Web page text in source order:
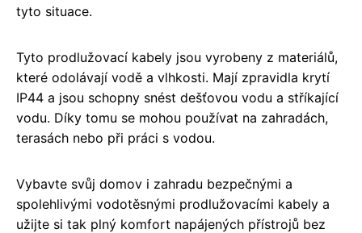
tyto situace.
Tyto prodlužovací kabely jsou vyrobeny z materiálů,
které odolávají vodě a vlhkosti. Mají zpravidla krytí
IP44 a jsou schopny snést dešťovou vodu a stříkající
vodu. Díky tomu se mohou používat na zahradách,
terasách nebo při práci s vodou.
Vybavte svůj domov i zahradu bezpečnými a
spolehlivými vodotěsnými prodlužovacími kabely a
užijte si tak plný komfort napájených přístrojů bez